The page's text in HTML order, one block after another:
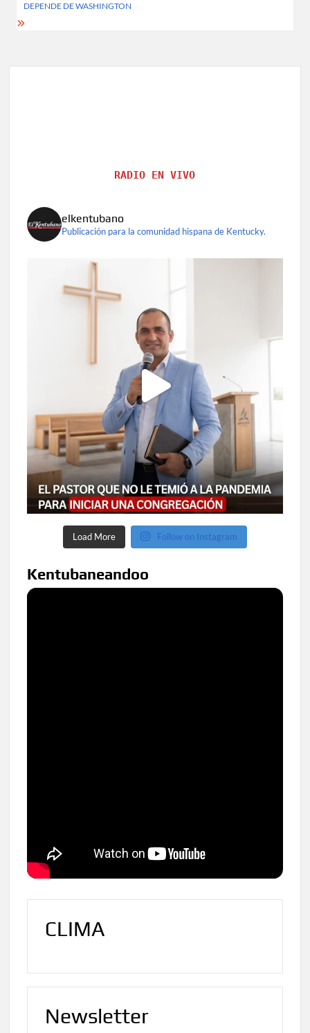
DEPENDE DE WASHINGTON
RADIO EN VIVO
elkentubano
Publicación para la comunidad hispana de Kentucky.
Load More Follow on Instagram
Kentubaneandoo
CLIMA
Newsletter